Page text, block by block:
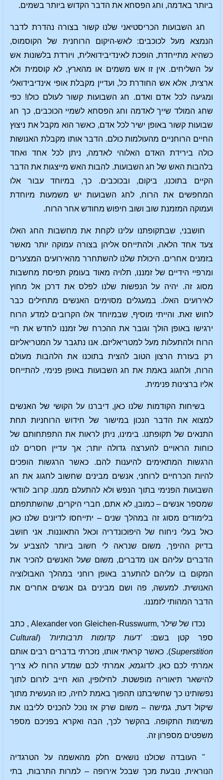
ביותר באדמה, וחג הפסחא את הדבר הקדוש ביותר בשמים.
חג השבועות הכריסטיאני שלנו קשור בצורה נהדרת לדבר
הנמצא מעל לכוכבים: לאש-היקום הרוחנית של הקוסמוס,
כשהיא מתייחדת, הופכת לאינדיבידואלית, ויורדת בלשונות אש
על השליחים. אין זו אש משמים או מהארץ, לא קוסמית ולא
ארצית, אלא אש החודרת כל, ועדיין מקבלת אופי אינדיבידואלי
ומגיעה לכל אדם ואדם. חג השבועות קשור לעולם כולו! כפי
שחג המולד שייך לאדמה וחג הפסחא לשמיי הכוכבים, כך חג
שבועות קשור באופן ישיר לכל אדם, כאשר הוא מקבל את ניצוץ
החיים הרוחניים מהעולמות כולם. הדבר אותו מקבלת האנושות
כולה בירידת האדם האלוהי לאדמה, ניתן לכל אחד ואחד
בלהבות האש של חג השבועות. להבות האש מייצגות את הדבר
הקיים בתוכנו, ביקום, ובכוכבים. כך, במיוחד עבור אלו
המחפשים את הרוח, לחג השבועות יש משמעות מיוחדת
ועמוקה המזמנת שוב ושוב חיפוש מחודש אחר הרוח.
חושבני, שבתקופתנו עלינו לקחת את מחשבות החג האלו
צעד אחד הלאה, ולהתייחס אליהן בצורה עמוקה יותר מאשר
בזמנים אחרים. היכולת שלנו להשתחרר מהאירועים המצערים
ומרפיי הידיים של זמננו, תלויה מאוד בעומק תפיסת מחשבות
מסוג זה. יהיה על הנפשות שלנו לפלס את דרכן אל מחוץ
לאירועים האלו. במעגלים מסוימים האנשים מתחילים כבר
לחוש זאת. והייתי מוסיף, שבמיוחד אלו הקרובים למדע הרוח
ירגישו באופן הולך וגובר את ההכרח של זמננו לחדש את חיי
הרוח ולהתעלות מעל למטריאליזם. אנו נתגבר על המטריאליזם
רק בעזרת הרצון הטוב להצית בתוכנו את הלהבות מעולם
הרוח, ולחגוג באמת את חג השבועות באופן פנימי, להתייחס
אליו ברצינות פנימית.
בשיחות הקודמות שלנו כאן, דיברנו על הקושי של האנשים
למצוא את הדבר הנכון במישור של חידוש הרוחניות תחת
התנאים של תקופתנו. בימינו, ניתן לראות את התפתחותם של
כוחות הראויים להערצה גדולה יותר; אך עדיין חסרים לנו
הרגשות המתאימים להיענות להם. כאשר הרגשות הופכים
להיות הכרחיים לרוחני, אנשים מבינים שחשוב לחגוג את חג
השבועות הפנימי בתוך הנפש ולא להתעלם ממנו. קרוב לוודאי
שמספר אנשים – כמובן, לא אתם, חברי היקרים, שהשתתפתם
בלימודים מסוג זה במהלך שנים – יתייחסו לדיונים שלנו כאן
כאל בעלי ניחוח של היפוכונדריה וכאל התאוננות. אני חושב
בדיוק ההיפך, משום שנראה לי חשוב ביותר להצביע על
הדברים עליהם אנו מדברים, משום שעל האנשים להכיר את
המקום בו עליהם להתערב באופן רוחני במהלך האבולוציה
האנושית. למעשה, פה ושם מבינים גם אנשים אחרים את
הדבר המהותי לזמננו.
נכדו של שילר ,Alexander von Gleichen-Russwurm , כתב
ספר קטן בשם:'דעות קדומות תרבותיות' (
Cultural
Superstition). כאשר קראתי אותו, נזכרתי בדברים רבים אותם
אמרתי לכם כאן. לדוגמא, אמרתי לכם שמדע הרוח לא צריך
להישאר תיאוריה מופשטת. לחילופין, הוא חייב לזרום לתוך
נפשותינו כך שחשיבתנו תהפוך באמת לחיה, כזו הנעשית מתוך
שיקול דעת, גמישה – משום שרק אז נוכל להכניס לליבנו את
משימות התקופה. בהקשר לכך, הבה ואקרא בפניכם מספר
משפטים מספרון זה.
" העובדה שכולנו נושאים חלק מהאשמה על הטרגדיה
הנוראית, נובעת מכך שבכל אירופה – למרות התרבות, בתי